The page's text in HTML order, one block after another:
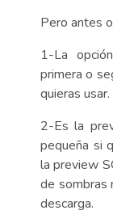
Pero antes
1-La
primera o
quieras usar.
2-Es la
pequeña si
la preview
de sombras
descarga.